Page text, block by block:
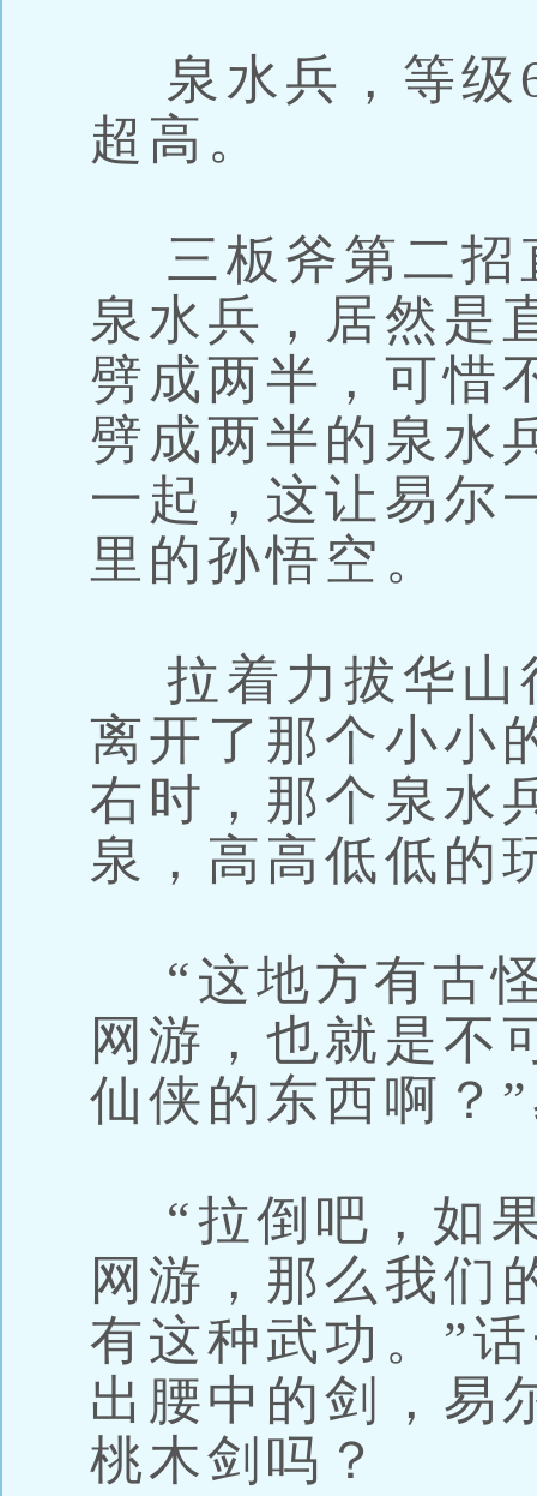
泉水兵，等级
超高。
三板斧第二招
泉水兵，居然是
劈成两半，可惜
劈成两半的泉水
一起，这让易尔
里的孙悟空。
拉着力拔华山
离开了那个小小
右时，那个泉水
泉，高高低低的
“这地方有古
网游，也就是不
仙侠的东西啊？
“拉倒吧，如
网游，那么我们
有这种武功。”
出腰中的剑，易
桃木剑吗？